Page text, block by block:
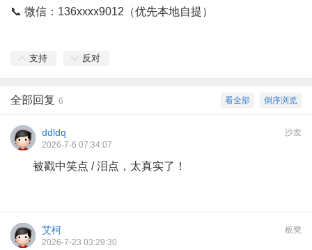
📞 微信：136xxxx9012（优先本地自提）
支持 反对
倒序浏览
看全部
全部回复 6
沙发
ddldq
2026-7-6 07:34:07
被戳中笑点 / 泪点，太真实了！
板凳
艾柯
2026-7-23 03:29:30